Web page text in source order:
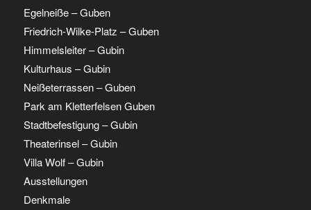
Egelneiße – Guben
Friedrich-Wilke-Platz – Guben
Himmelsleiter – Gubin
Kulturhaus – Gubin
Neißeterrassen – Guben
Park am Kletterfelsen Guben
Stadtbefestigung – Gubin
Theaterinsel – Gubin
Villa Wolf – Gubin
Ausstellungen
Denkmale